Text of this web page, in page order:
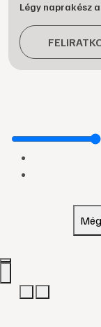
Légy naprakész